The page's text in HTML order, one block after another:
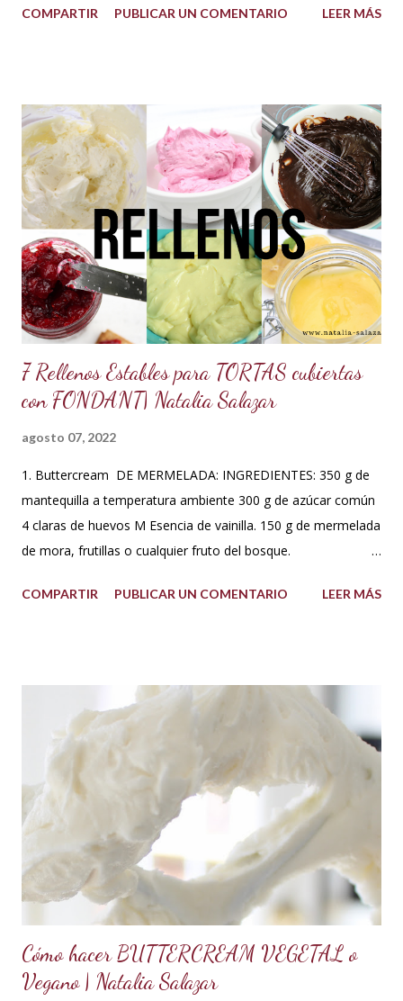
me dije: estos americanos son loquillos!!! Con todo esto
acuerdo, porque en los libros de repostería y tratados de
cocina de antes del milenio se utilizaba comúnmente el
sistema americano y no el métrico, o ambos como suelo
usarlo yo en mis recetas. En lo personal pienso que si soy
una pastelera debo manejar los dos sistemas de medidas
para así poder obtener los mejores resultados en mis
preparaciones y poder sacar con éxito cualquier receta. Así
que me fui a investigar y descubrí que los estado...
COMPARTIR PUBLICAR UN COMENTARIO LEER MÁS
7 Rellenos Estables para TORTAS cubiertas
con FONDANT| Natalia Salazar
agosto 07, 2022
1. Buttercream DE MERMELADA: INGREDIENTES: 350 g de
mantequilla a temperatura ambiente 300 g de azúcar común
4 claras de huevos M Esencia de vainilla. 150 g de mermelada
de mora, frutillas o cualquier fruto del bosque.
huevo en un tazón con los 300 g de azúcar a baño María .
que forme picos. A la mezcla agregar la mantequilla que debe
estar a temperatura ambiente, batir constantemente hasta
cremar y formar picos. Agregar la vainilla y la mermelada.
Batir hasta integrar. Se puede decorar cualquier tipo de
cupcakes o rellenar una torta o cubrir el cake tu sabor
favorito. Se debe conservar en refrigeración y es mejor
utilizarlo cuando está fresco, es decir recién hecho, porque
contiene huevos y mantequilla. Crema d...
COMPARTIR PUBLICAR UN COMENTARIO LEER MÁS
Cómo hacer BUTTERCREAM VEGETAL o
Vegano | Natalia Salazar